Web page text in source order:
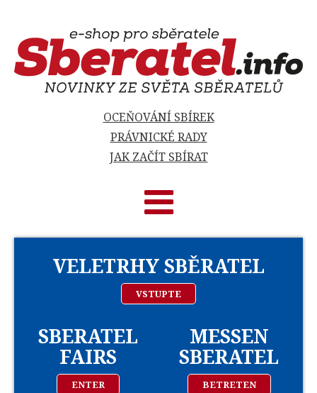
OCEŇOVÁNÍ SBÍREK
PRÁVNICKÉ RADY
JAK ZAČÍT SBÍRAT
VELETRHY SBĚRATEL
VSTUPTE
SBERATEL
FAIRS
ENTER
MESSEN
SBERATEL
BETRETEN